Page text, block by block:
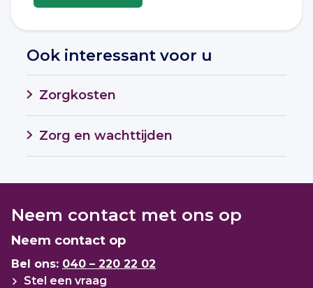
Ook interessant voor u
Zorgkosten
Zorg en wachttijden
Neem contact met ons op
Neem contact op
Bel ons: 040 – 220 22 02
Stel een vraag